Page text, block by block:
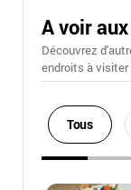
A voir
Découvrez
endroits à visiter
Tous